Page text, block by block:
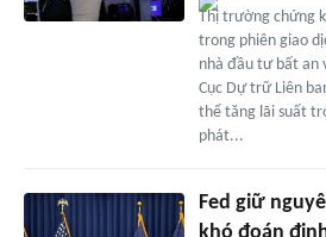
Thị trường chứng
trong phiên giao
nhà đầu tư bất an
Cục Dự trữ Liên
thể tăng lãi suất
phát...
Fed giữ
khó đoán